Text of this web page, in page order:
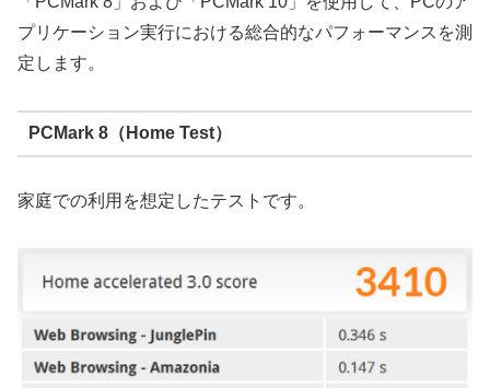
プリケーション実行における総合的なパフォーマンスを測
定します。
PCMark 8（Home Test）
家庭での利用を想定したテストです。